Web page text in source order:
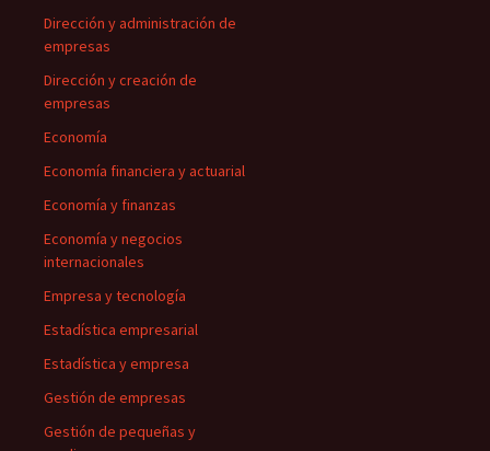
Dirección y administración de
empresas
Dirección y creación de
empresas
Economía
Economía financiera y actuarial
Economía y finanzas
Economía y negocios
internacionales
Empresa y tecnología
Estadística empresarial
Estadística y empresa
Gestión de empresas
Gestión de pequeñas y